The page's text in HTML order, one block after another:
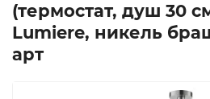
(термостат, душ 30
Lumiere, никель
арт